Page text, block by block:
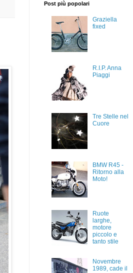
Post più popolari
Graziella
fixed
R.I.P. Anna
Piaggi
Tre Stelle nel
Cuore
BMW R45 -
Ritorno alla
Moto!
Ruote
larghe,
motore
piccolo e
tanto stile
Novembre
1989, cade il